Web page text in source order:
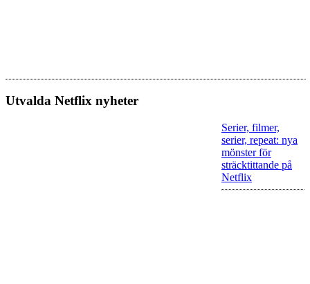
Utvalda Netflix nyheter
Serier, filmer,
serier, repeat: nya
mönster för
sträcktittande på
Netflix